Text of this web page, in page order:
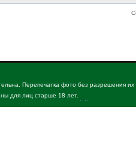
Перепечатка фото без разрешения их
для лиц старше 18 лет.